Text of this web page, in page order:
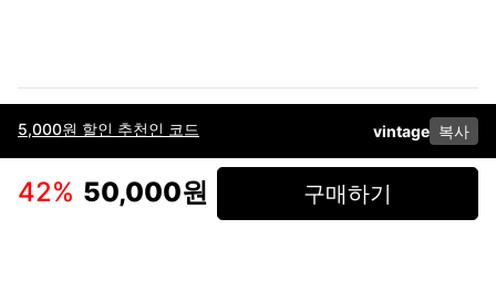
5,000원 할인 추천인 코드 vintage 복사
42% 50,000원 구매하기
이용약관고객센터판매개인정보 처리방침사업자 정보다운로드
인스타그램
페이스북